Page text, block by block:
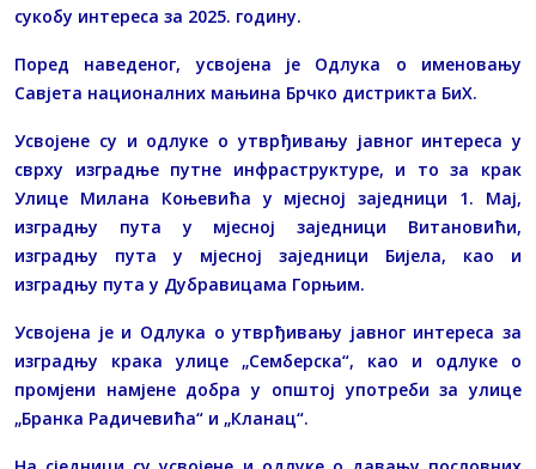
сукобу интереса за 2025. годину.
Поред наведеног, усвојена је Одлука о именовању
Савјета националних мањина Брчко дистрикта БиХ.
Усвојене су и одлуке о утврђивању јавног интереса у
сврху изградње путне инфраструктуре, и то за крак
Улице Милана Коњевића у мјесној заједници 1. Мај,
изградњу пута у мјесној заједници Витановићи,
изградњу пута у мјесној заједници Бијела, као и
изградњу пута у Дубравицама Горњим.
Усвојена је и Одлука о утврђивању јавног интереса за
изградњу крака улице „Семберска“, као и одлуке о
промјени намјене добра у општој употреби за улице
„Бранка Радичевића“ и „Кланац“.